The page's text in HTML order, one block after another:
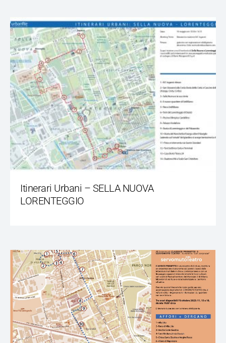
Itinerari Urbani – SELLA NUOVA
LORENTEGGIO